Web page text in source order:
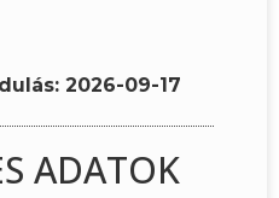
2026-09-17
ADATOK